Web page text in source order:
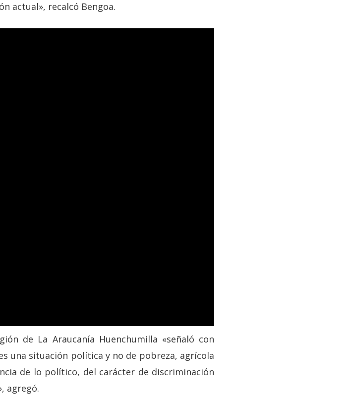
actual», recalcó Bengoa.
de La Araucanía Huenchumilla «señaló con
una situación política y no de pobreza, agrícola
de lo político, del carácter de discriminación
agregó.